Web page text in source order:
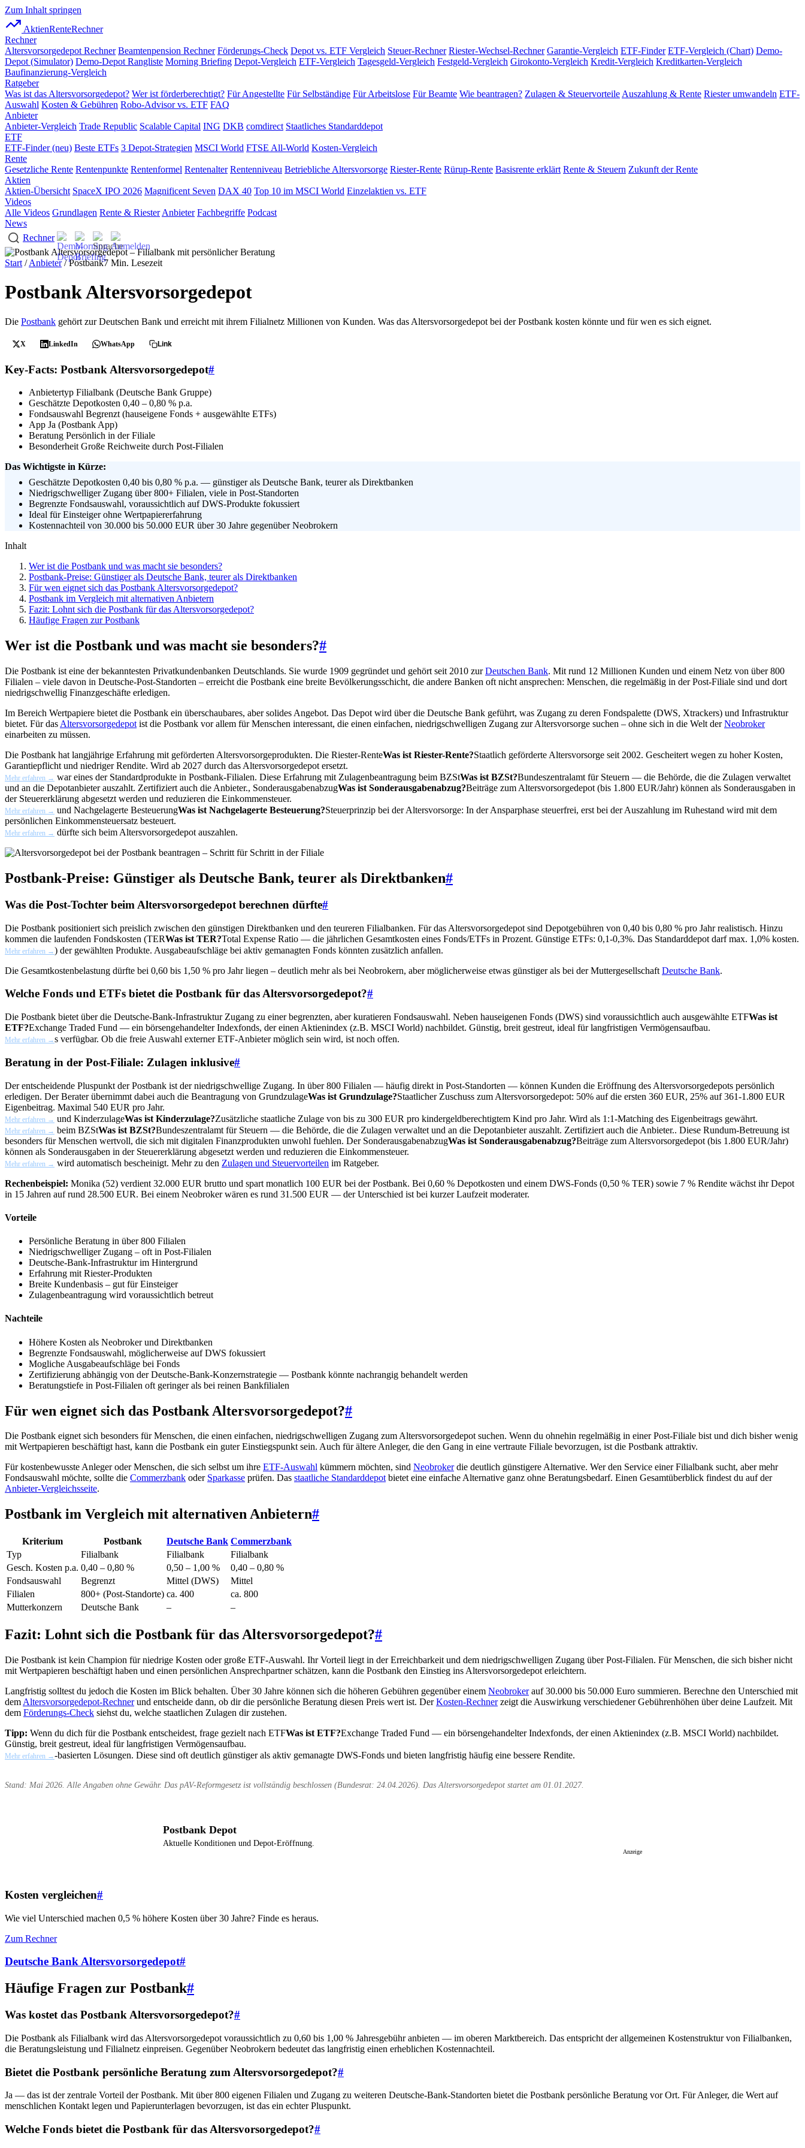
Zum Inhalt springen
AktienRenteRechner
Rechner
Altersvorsorgedepot Rechner Beamtenpension Rechner Förderungs-Check Depot vs. ETF Vergleich Steuer-Rechner Riester-Wechsel-Rechner Garantie-Vergleich ETF-Finder ETF-Vergleich (Chart) Demo-
Depot (Simulator) Demo-Depot Rangliste Morning Briefing Depot-Vergleich ETF-Vergleich Tagesgeld-Vergleich Festgeld-Vergleich Girokonto-Vergleich Kredit-Vergleich Kreditkarten-Vergleich
Baufinanzierung-Vergleich
Ratgeber
Was ist das Altersvorsorgedepot? Wer ist förderberechtigt? Für Angestellte Für Selbständige Für Arbeitslose Für Beamte Wie beantragen? Zulagen & Steuervorteile Auszahlung & Rente Riester umwandeln ETF-
Auswahl Kosten & Gebühren Robo-Advisor vs. ETF FAQ
Anbieter
Anbieter-Vergleich Trade Republic Scalable Capital ING DKB comdirect Staatliches Standarddepot
ETF
ETF-Finder (neu) Beste ETFs 3 Depot-Strategien MSCI World FTSE All-World Kosten-Vergleich
Rente
Gesetzliche Rente Rentenpunkte Rentenformel Rentenalter Rentenniveau Betriebliche Altersvorsorge Riester-Rente Rürup-Rente Basisrente erklärt Rente & Steuern Zukunft der Rente
Aktien
Aktien-Übersicht SpaceX IPO 2026 Magnificent Seven DAX 40 Top 10 im MSCI World Einzelaktien vs. ETF
Videos
Alle Videos Grundlagen Rente & Riester Anbieter Fachbegriffe Podcast
News
Rechner
Start /Anbieter/ Postbank7 Min. Lesezeit
Postbank Altersvorsorgedepot
Die Postbank gehört zur Deutschen Bank und erreicht mit ihrem Filialnetz Millionen von Kunden. Was das Altersvorsorgedepot bei der Postbank kosten könnte und für wen es sich eignet.
X LinkedIn WhatsApp Link
Key-Facts: Postbank Altersvorsorgedepot#
Anbietertyp Filialbank (Deutsche Bank Gruppe)
Geschätzte Depotkosten 0,40 – 0,80 % p.a.
Fondsauswahl Begrenzt (hauseigene Fonds + ausgewählte ETFs)
App Ja (Postbank App)
Beratung Persönlich in der Filiale
Besonderheit Große Reichweite durch Post-Filialen
Das Wichtigste in Kürze:
Geschätzte Depotkosten 0,40 bis 0,80 % p.a. — günstiger als Deutsche Bank, teurer als Direktbanken
Niedrigschwelliger Zugang über 800+ Filialen, viele in Post-Standorten
Begrenzte Fondsauswahl, voraussichtlich auf DWS-Produkte fokussiert
Ideal für Einsteiger ohne Wertpapiererfahrung
Kostennachteil von 30.000 bis 50.000 EUR über 30 Jahre gegenüber Neobrokern
Inhalt
Wer ist die Postbank und was macht sie besonders?
Postbank-Preise: Günstiger als Deutsche Bank, teurer als Direktbanken
Für wen eignet sich das Postbank Altersvorsorgedepot?
Postbank im Vergleich mit alternativen Anbietern
Fazit: Lohnt sich die Postbank für das Altersvorsorgedepot?
Häufige Fragen zur Postbank
Wer ist die Postbank und was macht sie besonders?#
Die Postbank ist eine der bekanntesten Privatkundenbanken Deutschlands. Sie wurde 1909 gegründet und gehört seit 2010 zurDeutschen Bank. Mit rund 12 Millionen Kunden und einem Netz von über 800
Filialen – viele davon in Deutsche-Post-Standorten – erreicht die Postbank eine breite Bevölkerungsschicht, die andere Banken oft nicht ansprechen: Menschen, die regelmäßig in der Post-Filiale sind und dort
niedrigschwellig Finanzgeschäfte erledigen.
Im Bereich Wertpapiere bietet die Postbank ein überschaubares, aber solides Angebot. Das Depot wird über die Deutsche Bank geführt, was Zugang zu deren Fondspalette (DWS, Xtrackers) und Infrastruktur
bietet. Für das Altersvorsorgedepot ist die Postbank vor allem für Menschen interessant, die einen einfachen, niedrigschwelligen Zugang zur Altersvorsorge suchen – ohne sich in die Welt derNeobroker
einarbeiten zu müssen.
Die Postbank hat langjährige Erfahrung mit geförderten Altersvorsorgeprodukten. Die Riester-RenteWas ist Riester-Rente?Staatlich geförderte Altersvorsorge seit 2002. Gescheitert wegen zu hoher Kosten,
Garantiepflicht und niedriger Rendite. Wird ab 2027 durch das Altersvorsorgedepot ersetzt.
Mehr erfahren → war eines der Standardprodukte in Postbank-Filialen. Diese Erfahrung mit Zulagenbeantragung beim BZStWas ist BZSt?Bundeszentralamt für Steuern — die Behörde, die die Zulagen verwaltet
und an die Depotanbieter auszahlt. Zertifiziert auch die Anbieter., SonderausgabenabzugWas ist Sonderausgabenabzug?Beiträge zum Altersvorsorgedepot (bis 1.800 EUR/Jahr) können als Sonderausgaben in
der Steuererklärung abgesetzt werden und reduzieren die Einkommensteuer.
Mehr erfahren → und Nachgelagerte BesteuerungWas ist Nachgelagerte Besteuerung?Steuerprinzip bei der Altersvorsorge: In der Ansparphase steuerfrei, erst bei der Auszahlung im Ruhestand wird mit dem
persönlichen Einkommensteuersatz besteuert.
Mehr erfahren → dürfte sich beim Altersvorsorgedepot auszahlen.
Postbank-Preise: Günstiger als Deutsche Bank, teurer als Direktbanken#
Was die Post-Tochter beim Altersvorsorgedepot berechnen dürfte#
Die Postbank positioniert sich preislich zwischen den günstigen Direktbanken und den teureren Filialbanken. Für das Altersvorsorgedepot sind Depotgebühren von 0,40 bis 0,80 % pro Jahr realistisch. Hinzu
kommen die laufenden Fondskosten (TERWas ist TER?Total Expense Ratio — die jährlichen Gesamtkosten eines Fonds/ETFs in Prozent. Günstige ETFs: 0,1-0,3%. Das Standarddepot darf max. 1,0% kosten.
Mehr erfahren →) der gewählten Produkte. Ausgabeaufschläge bei aktiv gemanagten Fonds könnten zusätzlich anfallen.
Die Gesamtkostenbelastung dürfte bei 0,60 bis 1,50 % pro Jahr liegen – deutlich mehr als bei Neobrokern, aber möglicherweise etwas günstiger als bei der Muttergesellschaft Deutsche Bank.
Welche Fonds und ETFs bietet die Postbank für das Altersvorsorgedepot?#
Die Postbank bietet über die Deutsche-Bank-Infrastruktur Zugang zu einer begrenzten, aber kuratieren Fondsauswahl. Neben hauseigenen Fonds (DWS) sind voraussichtlich auch ausgewählte ETFWas ist
ETF?Exchange Traded Fund — ein börsengehandelter Indexfonds, der einen Aktienindex (z.B. MSCI World) nachbildet. Günstig, breit gestreut, ideal für langfristigen Vermögensaufbau.
Mehr erfahren →s verfügbar. Ob die freie Auswahl externer ETF-Anbieter möglich sein wird, ist noch offen.
Beratung in der Post-Filiale: Zulagen inklusive#
Der entscheidende Pluspunkt der Postbank ist der niedrigschwellige Zugang. In über 800 Filialen — häufig direkt in Post-Standorten — können Kunden die Eröffnung des Altersvorsorgedepots persönlich
erledigen. Der Berater übernimmt dabei auch die Beantragung von GrundzulageWas ist Grundzulage?Staatlicher Zuschuss zum Altersvorsorgedepot: 50% auf die ersten 360 EUR, 25% auf 361-1.800 EUR
Eigenbeitrag. Maximal 540 EUR pro Jahr.
Mehr erfahren → und KinderzulageWas ist Kinderzulage?Zusätzliche staatliche Zulage von bis zu 300 EUR pro kindergeldberechtigtem Kind pro Jahr. Wird als 1:1-Matching des Eigenbeitrags gewährt.
Mehr erfahren → beim BZStWas ist BZSt?Bundeszentralamt für Steuern — die Behörde, die die Zulagen verwaltet und an die Depotanbieter auszahlt. Zertifiziert auch die Anbieter.. Diese Rundum-Betreuung ist
besonders für Menschen wertvoll, die sich mit digitalen Finanzprodukten unwohl fuehlen. Der SonderausgabenabzugWas ist Sonderausgabenabzug?Beiträge zum Altersvorsorgedepot (bis 1.800 EUR/Jahr)
können als Sonderausgaben in der Steuererklärung abgesetzt werden und reduzieren die Einkommensteuer.
Mehr erfahren → wird automatisch bescheinigt. Mehr zu den Zulagen und Steuervorteilen im Ratgeber.
Rechenbeispiel: Monika (52) verdient 32.000 EUR brutto und spart monatlich 100 EUR bei der Postbank. Bei 0,60 % Depotkosten und einem DWS-Fonds (0,50 % TER) sowie 7 % Rendite wächst ihr Depot
in 15 Jahren auf rund 28.500 EUR. Bei einem Neobroker wären es rund 31.500 EUR — der Unterschied ist bei kurzer Laufzeit moderater.
Vorteile
Persönliche Beratung in über 800 Filialen
Niedrigschwelliger Zugang – oft in Post-Filialen
Deutsche-Bank-Infrastruktur im Hintergrund
Erfahrung mit Riester-Produkten
Breite Kundenbasis – gut für Einsteiger
Zulagenbeantragung wird voraussichtlich betreut
Nachteile
Höhere Kosten als Neobroker und Direktbanken
Begrenzte Fondsauswahl, möglicherweise auf DWS fokussiert
Mogliche Ausgabeaufschläge bei Fonds
Zertifizierung abhängig von der Deutsche-Bank-Konzernstrategie — Postbank könnte nachrangig behandelt werden
Beratungstiefe in Post-Filialen oft geringer als bei reinen Bankfilialen
Für wen eignet sich das Postbank Altersvorsorgedepot?#
Die Postbank eignet sich besonders für Menschen, die einen einfachen, niedrigschwelligen Zugang zum Altersvorsorgedepot suchen. Wenn du ohnehin regelmäßig in einer Post-Filiale bist und dich bisher wenig
mit Wertpapieren beschäftigt hast, kann die Postbank ein guter Einstiegspunkt sein. Auch für ältere Anleger, die den Gang in eine vertraute Filiale bevorzugen, ist die Postbank attraktiv.
Für kostenbewusste Anleger oder Menschen, die sich selbst um ihre ETF-Auswahl kümmern möchten, sind Neobrokerdie deutlich günstigere Alternative. Wer den Service einer Filialbank sucht, aber mehr
Fondsauswahl möchte, sollte die Commerzbank oder Sparkasse prüfen. Das staatliche Standarddepotbietet eine einfache Alternative ganz ohne Beratungsbedarf. Einen Gesamtüberblick findest du auf der
Anbieter-Vergleichsseite.
Postbank im Vergleich mit alternativen Anbietern#
Kriterium Postbank Deutsche Bank Commerzbank
Typ
Filialbank Filialbank
Filialbank
Gesch. Kosten p.a. 0,40 – 0,80 % 0,50 – 1,00 %
0,40 – 0,80 %
Fondsauswahl
Begrenzt Mittel (DWS)
Mittel
Filialen
800+ (Post-Standorte) ca. 400
ca. 800
Mutterkonzern
Deutsche Bank – –
Fazit: Lohnt sich die Postbank für das Altersvorsorgedepot?#
Die Postbank ist kein Champion für niedrige Kosten oder große ETF-Auswahl. Ihr Vorteil liegt in der Erreichbarkeit und dem niedrigschwelligen Zugang über Post-Filialen. Für Menschen, die sich bisher nicht
mit Wertpapieren beschäftigt haben und einen persönlichen Ansprechpartner schätzen, kann die Postbank den Einstieg ins Altersvorsorgedepot erleichtern.
Langfristig solltest du jedoch die Kosten im Blick behalten. Über 30 Jahre können sich die höheren Gebühren gegenüber einem Neobrokerauf 30.000 bis 50.000 Euro summieren. Berechne den Unterschied mit
dem Altersvorsorgedepot-Rechnerund entscheide dann, ob dir die persönliche Beratung diesen Preis wert ist. DerKosten-Rechnerzeigt die Auswirkung verschiedener Gebührenhöhen über deine Laufzeit. Mit
dem Förderungs-Check siehst du, welche staatlichen Zulagen dir zustehen.
Tipp: Wenn du dich für die Postbank entscheidest, frage gezielt nach ETFWas ist ETF?Exchange Traded Fund — ein börsengehandelter Indexfonds, der einen Aktienindex (z.B. MSCI World) nachbildet.
Günstig, breit gestreut, ideal für langfristigen Vermögensaufbau.
Mehr erfahren →-basierten Lösungen. Diese sind oft deutlich günstiger als aktiv gemanagte DWS-Fonds und bieten langfristig häufig eine bessere Rendite.
Stand: Mai 2026. Alle Angaben ohne Gewähr. Das pAV-Reformgesetz ist vollständig beschlossen (Bundesrat: 24.04.2026). Das Altersvorsorgedepot startet am 01.01.2027.
Postbank Depot
Aktuelle Konditionen und Depot-Eröffnung.
Anzeige
Kosten vergleichen#
Wie viel Unterschied machen 0,5 % höhere Kosten über 30 Jahre? Finde es heraus.
Zum Rechner
Deutsche Bank Altersvorsorgedepot#
Häufige Fragen zur Postbank#
Was kostet das Postbank Altersvorsorgedepot?#
Die Postbank als Filialbank wird das Altersvorsorgedepot voraussichtlich zu 0,60 bis 1,00 % Jahresgebühr anbieten — im oberen Marktbereich. Das entspricht der allgemeinen Kostenstruktur von Filialbanken,
die Beratungsleistung und Filialnetz einpreisen. Gegenüber Neobrokern bedeutet das langfristig einen erheblichen Kostennachteil.
Bietet die Postbank persönliche Beratung zum Altersvorsorgedepot?#
Ja — das ist der zentrale Vorteil der Postbank. Mit über 800 eigenen Filialen und Zugang zu weiteren Deutsche-Bank-Standorten bietet die Postbank persönliche Beratung vor Ort. Für Anleger, die Wert auf
menschlichen Kontakt legen und Papierunterlagen bevorzugen, ist das ein echter Pluspunkt.
Welche Fonds bietet die Postbank für das Altersvorsorgedepot?#